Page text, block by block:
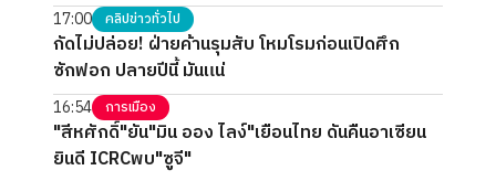
17:00 คลิปข่าวทั่วไป
กัดไม่ปล่อย! ฝ่ายค้านรุมสับ โหมโรมก่อนเปิดศึก
ซักฟอก ปลายปีนี้ มันแน่
16:54 การเมือง
"สีหศักดิ์"ยัน"มิน ออง ไลง์"เยือนไทย ดันคืนอาเซียน
ยินดี ICRCพบ"ซูจี"